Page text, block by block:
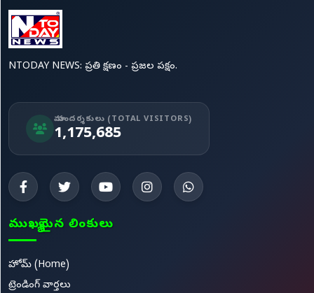
NTODAY NEWS: ప్రతి క్షణం - ప్రజల పక్షం.
మా సందర్శకులు (TOTAL VISITORS)
1,175,685
ముఖ్యమైన లింకులు
హోమ్ (Home)
ట్రెండింగ్ వార్తలు